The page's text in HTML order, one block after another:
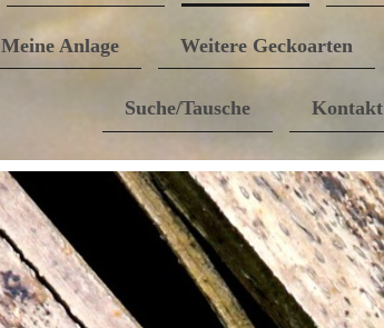
Meine Anlage Weitere Geckoarten
Suche/Tausche Kontakt